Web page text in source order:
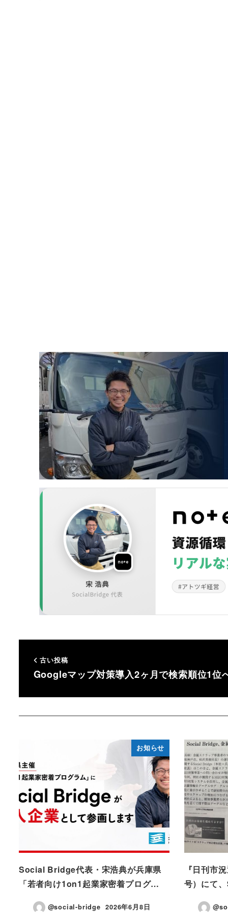
古い投稿
Googleマップ対策導入2ヶ月で検索順位1位
お知らせ
Social Bridge代表・宋浩典が兵庫県
「若者向け1on1起業家密着プログ…
@social-bridge
投稿日
2026年6月8日
『日刊市
号）にて